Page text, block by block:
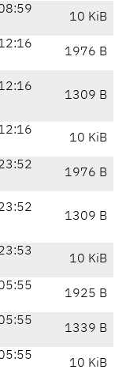
10 KiB
1976 B
1309 B
10 KiB
1976 B
1309 B
10 KiB
1925 B
1339 B
10 KiB